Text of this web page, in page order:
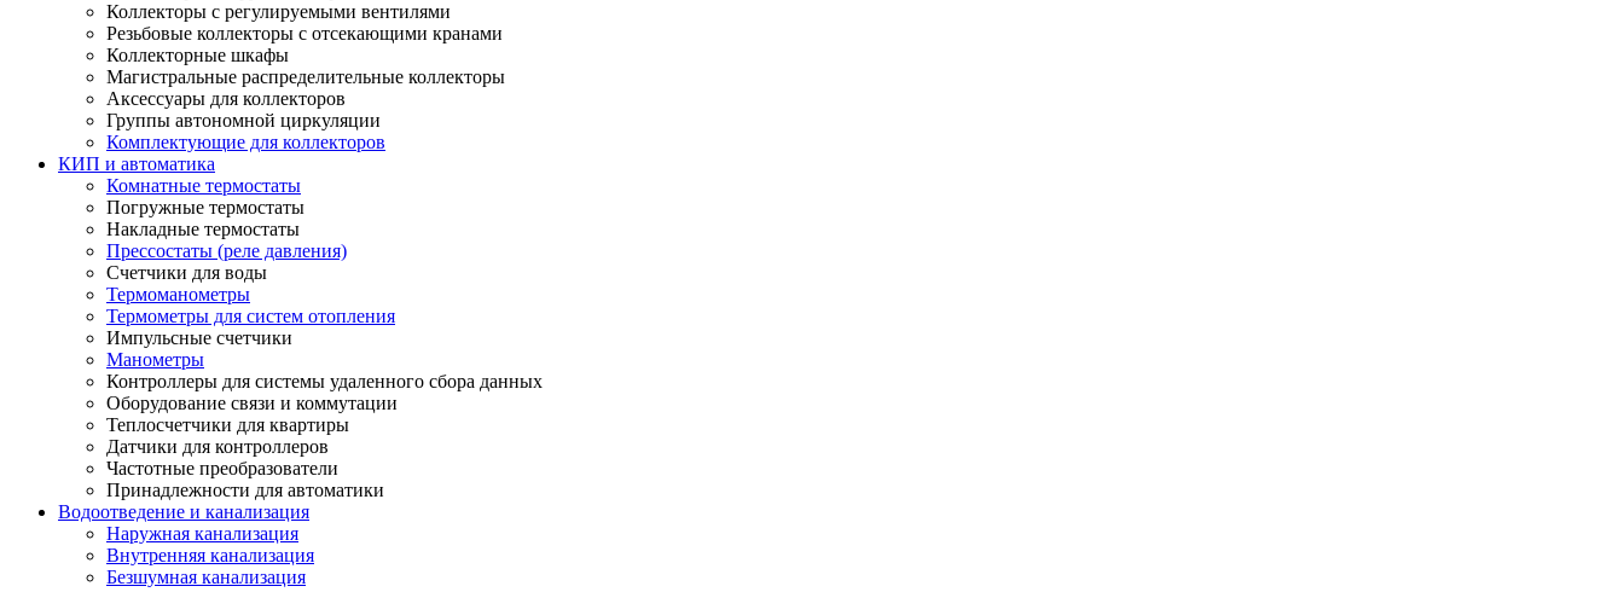
Коллекторы с регулируемыми вентилями
Резьбовые коллекторы с отсекающими кранами
Коллекторные шкафы
Магистральные распределительные коллекторы
Аксессуары для коллекторов
Группы автономной циркуляции
Комплектующие для коллекторов
КИП и автоматика
Комнатные термостаты
Погружные термостаты
Накладные термостаты
Прессостаты (реле давления)
Счетчики для воды
Термоманометры
Термометры для систем отопления
Импульсные счетчики
Манометры
Контроллеры для системы удаленного сбора данных
Оборудование связи и коммутации
Теплосчетчики для квартиры
Датчики для контроллеров
Частотные преобразователи
Принадлежности для автоматики
Водоотведение и канализация
Наружная канализация
Внутренняя канализация
Безшумная канализация